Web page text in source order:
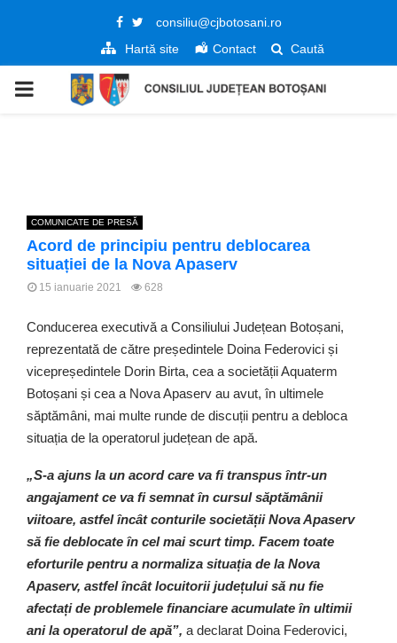
Facebook
Twitter
consiliu@cjbotosani.ro
Hartă site
Contact Caută
PRIMARY
COMUNICATE DE PRESĂ
Acord de principiu pentru deblocarea
situației de la Nova Apaserv
15 ianuarie 2021 628
Conducerea executivă a Consiliului Județean Botoșani,
reprezentată de către președintele Doina Federovici și
vicepreședintele Dorin Birta, cea a societății Aquaterm
Botoșani și cea a Nova Apaserv au avut, în ultimele
săptămâni, mai multe runde de discuții pentru a debloca
situația de la operatorul județean de apă.
„S-a ajuns la un acord care va fi transpus într-un
angajament ce va fi semnat în cursul săptămânii
viitoare, astfel încât conturile societății Nova Apaserv
să fie deblocate în cel mai scurt timp. Facem toate
eforturile pentru a normaliza situația de la Nova
Apaserv, astfel încât locuitorii județului să nu fie
afectați de problemele financiare acumulate în ultimii
ani la operatorul de apă”, a declarat Doina Federovici,